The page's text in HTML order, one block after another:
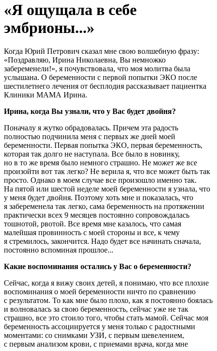
«Я ощущала в себе
эмбрионы...»
Когда Юрий Петрович сказал мне свою волшебную фразу:
«Поздравляю, Ирина Николаевна, Вы немножко
забеременели!», я почувствовала, что моя молитва была
услышана. О беременности с первой попытки ЭКО после
шестилетнего лечения от бесплодия рассказывает пациентка
Клиники МАМА Ирина.
Ирина, когда Вы узнали, что у Вас будет двойня?
Поначалу я жутко обрадовалась. Причем эта радость
полностью подчинила меня с первых же дней моей
беременности. Первая попытка ЭКО, первая беременность,
которая так долго не наступала. Все было в новинку,
но в то же время было немного страшно. Не может же все
произойти вот так легко? Не верила я, что все может быть так
просто. Однако в моем случае все произошло именно так.
На пятой или шестой неделе моей беременности я узнала, что
у меня будет двойня. Поэтому хоть мне и показалась, что
я забеременела так легко, сама беременность на протяжении
практически всех 9 месяцев постоянно сопровождалась
тошнотой, рвотой. Все время мне казалось, что самая
малейшая провинность с моей стороны и все, к чему
я стремилось, закончится. Надо будет все начинать сначала,
постоянно вспоминая прошлое...
Какие воспоминания остались у Вас о беременности?
Сейчас, когда я вижу своих детей, я понимаю, что все плохие
воспоминания о моей беременности ничто по сравнению
с результатом. То как мне было плохо, как я постоянно боялась
и волновалась за свою беременность, сейчас уже не так
страшно, все это стоило того, чтобы стать мамой. Сейчас моя
беременность ассоциируется у меня только с радостными
моментами: со снимками УЗИ, с первым шевелением,
с первым анализом крови, с приемами врача, когда мне